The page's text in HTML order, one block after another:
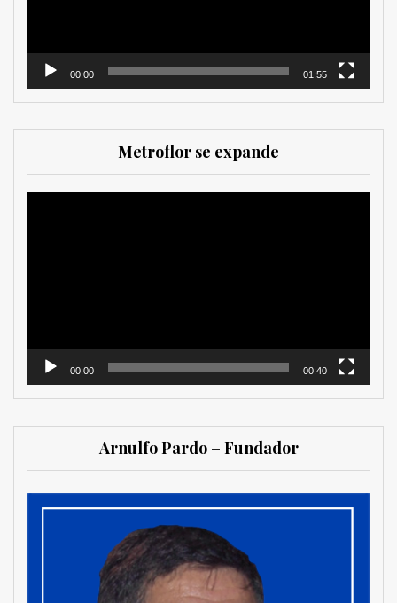
00:00 01:55
Metroflor se expande
00:00 00:40
Arnulfo Pardo – Fundador